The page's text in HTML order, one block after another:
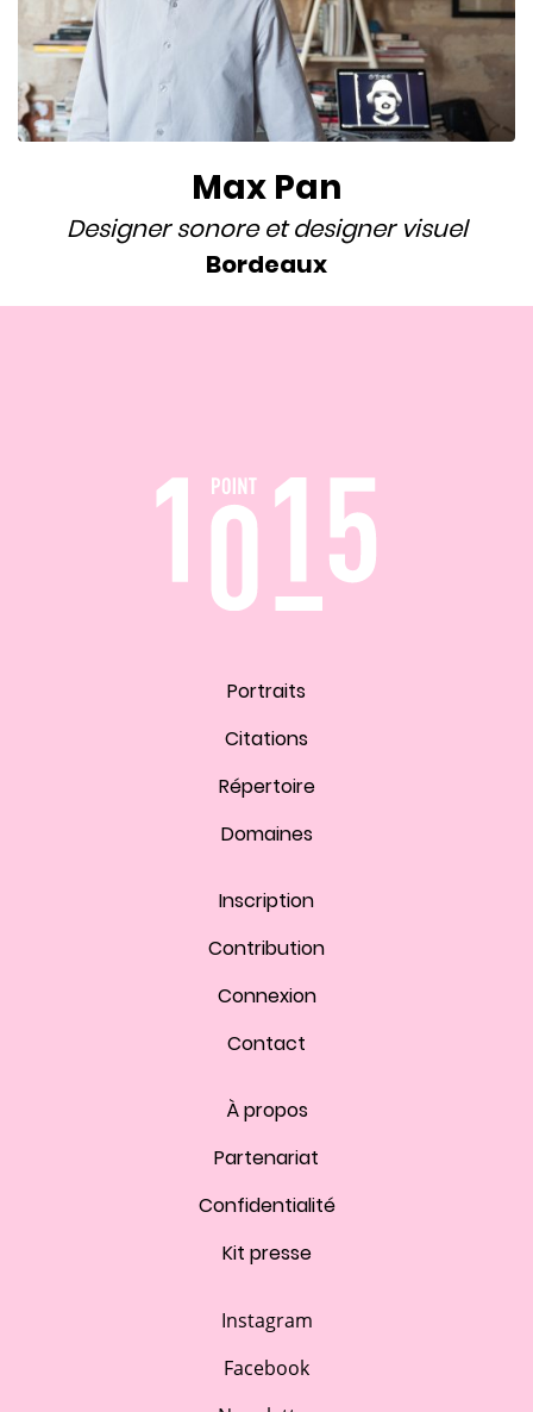
Max Pan
Designer sonoreetdesigner visuel
Bordeaux
Portraits
Citations
Répertoire
Domaines
Inscription
Contribution
Connexion
Contact
À propos
Partenariat
Confidentialité
Kit presse
Instagram
Facebook